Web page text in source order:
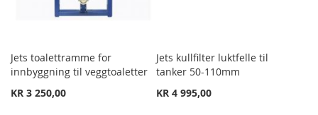
Jets toalettramme for
innbyggning til veggtoaletter
KR 3 250,00
Jets kullfilter luktfelle til
tanker 50-110mm
KR 4 995,00